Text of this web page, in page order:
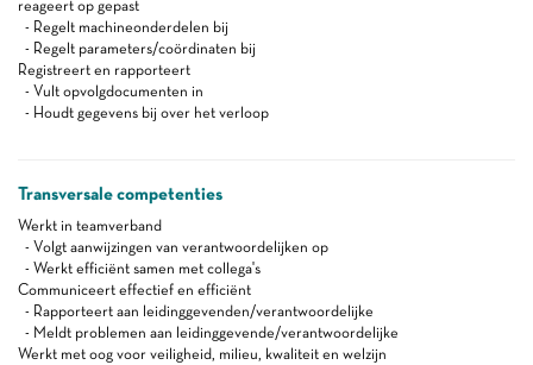
reageert op gepast
- Regelt machineonderdelen bij
- Regelt parameters/coördinaten bij
Registreert en rapporteert
- Vult opvolgdocumenten in
- Houdt gegevens bij over het verloop
Transversale competenties
Werkt in teamverband
- Volgt aanwijzingen van verantwoordelijken op
- Werkt efficiënt samen met collega's
Communiceert effectief en efficiënt
- Rapporteert aan leidinggevenden/verantwoordelijke
- Meldt problemen aan leidinggevende/verantwoordelijke
Werkt met oog voor veiligheid, milieu, kwaliteit en welzijn